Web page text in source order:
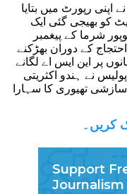
نے اپنی رپورٹ میں بتایا
کو بھیجی گئی ایک
شرما کے پیغمبر
کے دوران بھڑکنے
پر این ایس اے لگانے
نے ہندو اکثریتی
تھیوری کا سہارا
کریں۔
Support
Journalism